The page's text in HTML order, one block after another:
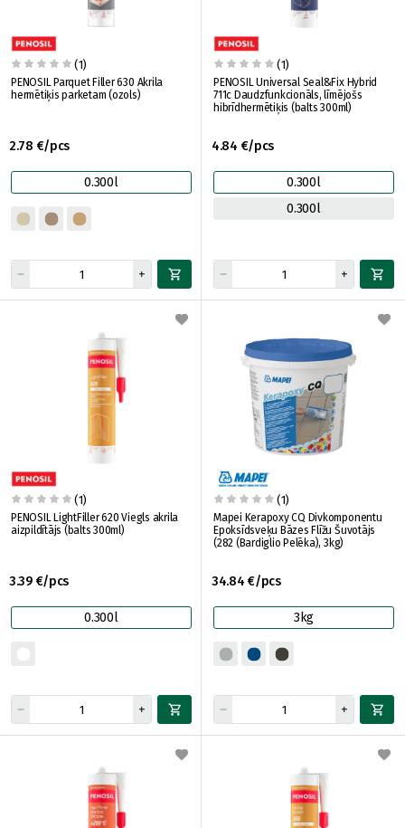
(1)
PENOSIL Parquet Filler 630 Akrila
hermētiķis parketam (ozols)
2.78 €/pcs
0.300l
(1)
PENOSIL Universal Seal&Fix Hybrid
711c Daudzfunkcionāls, līmējošs
hibrīdhermētiķis (balts 300ml)
4.84 €/pcs
0.300l
0.300l
(1)
PENOSIL LightFiller 620 Viegls akrila
aizpildītājs (balts 300ml)
3.39 €/pcs
0.300l
(1)
Mapei Kerapoxy CQ Divkomponentu
Epoksīdsveķu Bāzes Flīžu Šuvotājs
(282 (Bardiglio Pelēka), 3kg)
34.84 €/pcs
3kg